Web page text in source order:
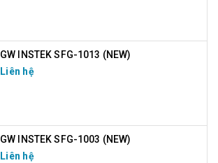
GW INSTEK SFG-1013 (NEW)
Liên hệ
GW INSTEK SFG-1003 (NEW)
Liên hệ